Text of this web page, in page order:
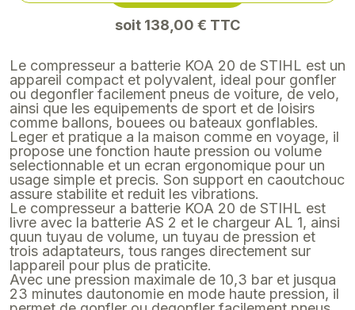
appareil compact et polyvalent, ideal pour gonfler
ou degonfler facilement pneus de voiture, de velo,
ainsi que les equipements de sport et de loisirs
Leger et pratique a la maison comme en voyage, il
propose une fonction haute pression ou volume
selectionnable et un ecran ergonomique pour un
usage simple et precis. Son support en caoutchouc
assure stabilite et reduit les vibrations.
Le compresseur a batterie KOA 20 de STIHL est
livre avec la batterie AS 2 et le chargeur AL 1, ainsi
quun tuyau de volume, un tuyau de pression et
trois adaptateurs, tous ranges directement sur
lappareil pour plus de praticite.
Avec une pression maximale de 10,3 bar et jusqua
23 minutes dautonomie en mode haute pression, il
permet de gonfler ou degonfler facilement pneus
et equipements de loisirs. Compact et simple a
utiliser, il beneficie dune garantie de 2 ans.
Marque
STIHL